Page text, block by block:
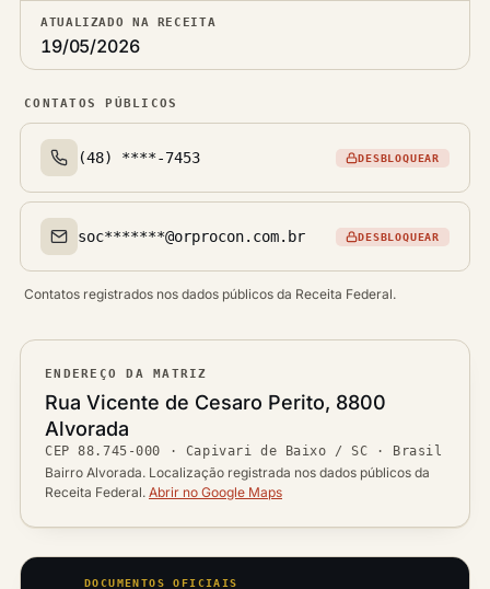
ATUALIZADO NA RECEITA
19/05/2026
CONTATOS PÚBLICOS
Telefone(s)
(48) ****-7453 DESBLOQUEAR
Email(s)
soc*******@orprocon.com.br DESBLOQUEAR
Contatos registrados nos dados públicos da Receita Federal.
ENDEREÇO DA MATRIZ
Logradouro
Rua Vicente de Cesaro Perito, 8800
Bairro
Alvorada
CEP
CEP88.745-000 ·
Cidade / UF
Capivari de Baixo / SC · Brasil
Bairro Alvorada. Localização registrada nos dados públicos da
Receita Federal. Abrir no Google Maps
DOCUMENTOS OFICIAIS